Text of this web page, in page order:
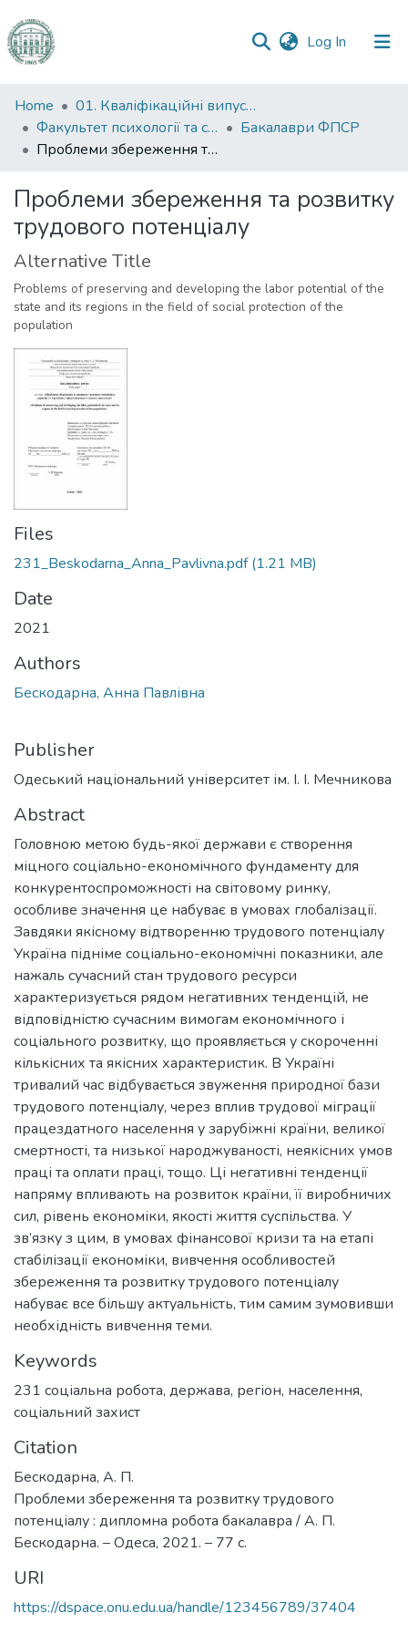
Log In (current)
Communities
&
Collections
Statistics
Home
01. Кваліфікаційні випускні роботи здобувачів вищої освіти
Факультет психології та соціальної роботи
Бакалаври ФПСР
Проблеми збереження та розвитку трудового потенціалу
Проблеми збереження та розвитку
трудового потенціалу
Alternative Title
Problems of preserving and developing the labor potential of the
state and its regions in the field of social protection of the
population
Files
231_Beskodarna_Anna_Pavlivna.pdf(1.21 MB)
Date
2021
Authors
Бескодарна, Анна Павлівна
Publisher
Одеський національний університет ім. І. І. Мечникова
Abstract
Головною метою будь-якої держави є створення
міцного соціально-економічного фундаменту для
конкурентоспроможності на світовому ринку,
особливе значення це набуває в умовах глобалізації.
Завдяки якісному відтворенню трудового потенціалу
Україна підніме соціально-економічні показники, але
нажаль сучасний стан трудового ресурси
характеризується рядом негативних тенденцій, не
відповідністю сучасним вимогам економічного і
соціального розвитку, що проявляється у скороченні
кількісних та якісних характеристик. В Україні
тривалий час відбувається звуження природної бази
трудового потенціалу, через вплив трудової міграції
працездатного населення у зарубіжні країни, великої
смертності, та низької народжуваності, неякісних умов
праці та оплати праці, тощо. Ці негативні тенденції
напряму впливають на розвиток країни, її виробничих
сил, рівень економіки, якості життя суспільства. У
зв’язку з цим, в умовах фінансової кризи та на етапі
стабілізації економіки, вивчення особливостей
збереження та розвитку трудового потенціалу
набуває все більшу актуальність, тим самим зумовивши
необхідність вивчення теми.
Keywords
231 соціальна робота, держава, регіон, населення,
соціальний захист
Citation
Бескодарна, А. П.
Проблеми збереження та розвитку трудового
потенціалу : дипломна робота бакалавра / А. П.
Бескодарна. – Одеса, 2021. – 77 с.
URI
https://dspace.onu.edu.ua/handle/123456789/37404